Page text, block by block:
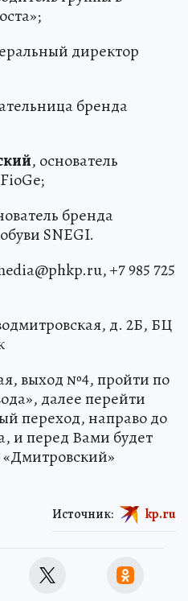
директор
бренда
, основатель
бренда
SNEGI.
+7 985 725
д. 2Б, БЦ
выход №4, пройти по
далее перейти
переход, направо до
и перед Вами будет
Источник: kp.ru